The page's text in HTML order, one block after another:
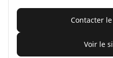
Contacter
Voir le